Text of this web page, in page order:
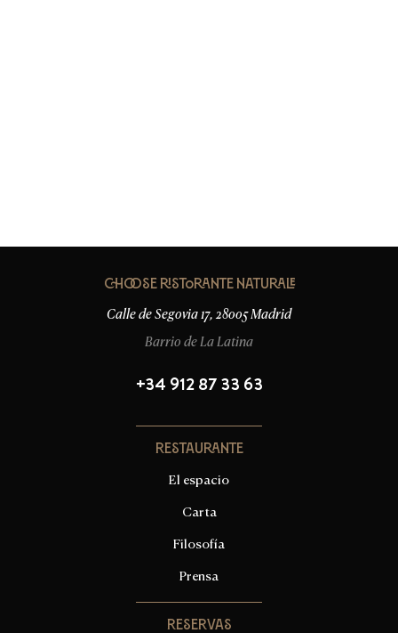
Choose Ristorante Naturale
Calle de Segovia 17, 28005 Madrid
Barrio de La Latina
+34 912 87 33 63
Restaurante
El espacio
Carta
Filosofía
Prensa
Reservas